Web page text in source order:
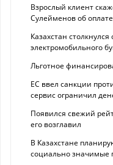
Взрослый клиент
Сулейменов об
Казахстан
электромобильного
Льготное
ЕС ввел санкции
сервис ограничил
Появился свежий
его возглавил
В Казахстане
социально значимые